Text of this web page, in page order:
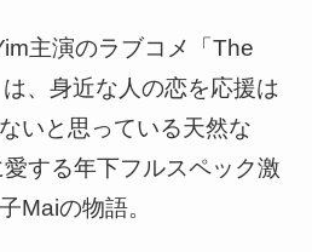
主演のラブコメ「The
、身近な人の恋を応援は
いと思っている天然な
する年下フルスペック激
Maiの物語。